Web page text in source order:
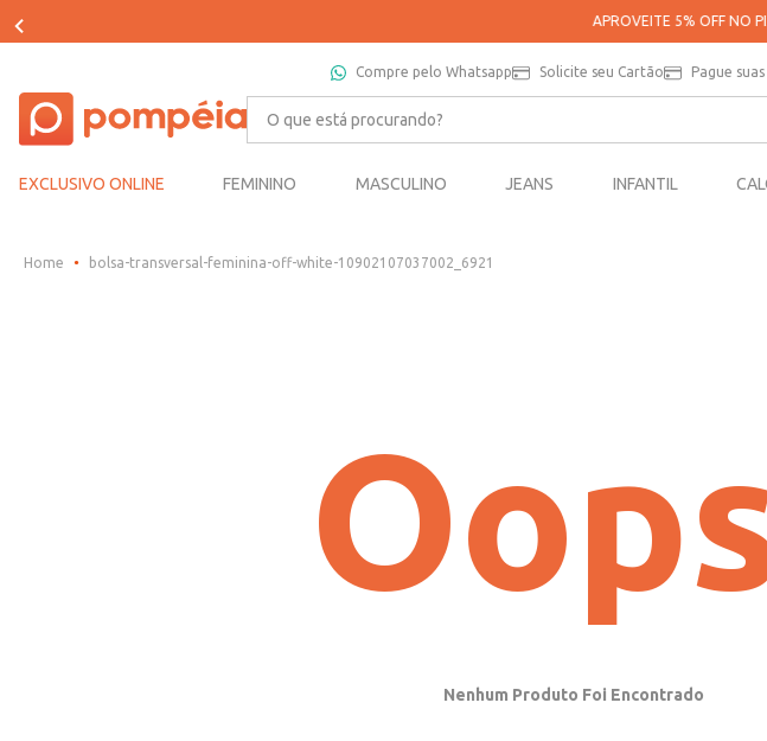
PARCELE SUAS
Compre pelo Whatsapp Solicite seu Cartão Pague
O que está procurando?
EXCLUSIVO ONLINE FEMININO MASCULINO JEANS INFANTIL
bolsa-transversal-feminina-off-white-10902107037002_6921